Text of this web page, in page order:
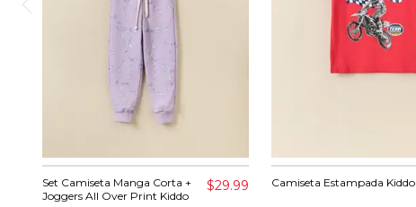
Set Camiseta Manga Corta +
Joggers All Over Print Kiddo
$29.99 Camiseta Estampada Kiddo